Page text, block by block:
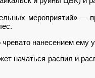
мероприятий» —
нанесением ему
распил и